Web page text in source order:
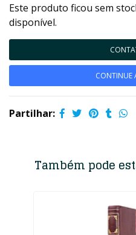
Este produto ficou sem
disponível.
CONTINUE
Partilhar:
Também pode